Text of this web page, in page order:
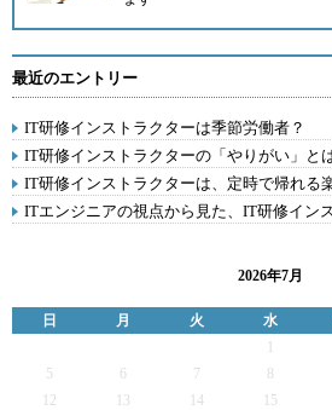
最近のエントリー
IT研修インストラクターは季節労働者？
IT研修インストラクターの「やりがい」と
IT研修インストラクターは、定時で帰れる
ITエンジニアの視点から見た、IT研修イン
2026年7月
日 月 火 水
5
6 7
12
13 14 15